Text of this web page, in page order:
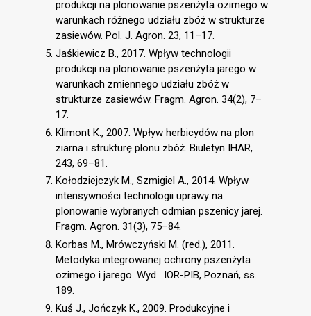
produkcji na plonowanie pszenżyta ozimego w
warunkach różnego udziału zbóż w strukturze
zasiewów. Pol. J. Agron. 23, 11–17.
Jaśkiewicz B., 2017. Wpływ technologii
produkcji na plonowanie pszenżyta jarego w
warunkach zmiennego udziału zbóż w
strukturze zasiewów. Fragm. Agron. 34(2), 7–
17.
Klimont K., 2007. Wpływ herbicydów na plon
ziarna i strukturę plonu zbóż. Biuletyn IHAR,
243, 69–81.
Kołodziejczyk M., Szmigiel A., 2014. Wpływ
intensywności technologii uprawy na
plonowanie wybranych odmian pszenicy jarej.
Fragm. Agron. 31(3), 75–84.
Korbas M., Mrówczyński M. (red.), 2011.
Metodyka integrowanej ochrony pszenżyta
ozimego i jarego. Wyd . IOR-PIB, Poznań, ss.
189.
Kuś J., Jończyk K., 2009. Produkcyjne i